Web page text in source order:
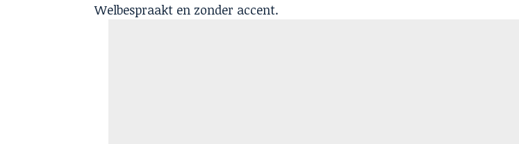
Welbespraakt en zonder accent.